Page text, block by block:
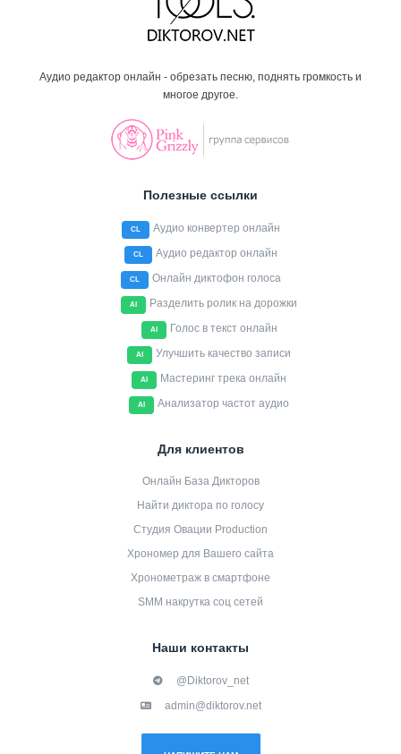
Аудио редактор онлайн - обрезать песню, поднять громкость и
многое другое.
Полезные ссылки
CL Аудио конвертер онлайн
CL Аудио редактор онлайн
CL Онлайн диктофон голоса
AI Разделить ролик на дорожки
AI Голос в текст онлайн
AI Улучшить качество записи
AI Мастеринг трека онлайн
AI Анализатор частот аудио
Для клиентов
Онлайн База Дикторов
Найти диктора по голосу
Студия Овации Production
Хрономер для Вашего сайта
Хронометраж в смартфоне
SMM накрутка соц сетей
Наши контакты
@Diktorov_net
admin@diktorov.net